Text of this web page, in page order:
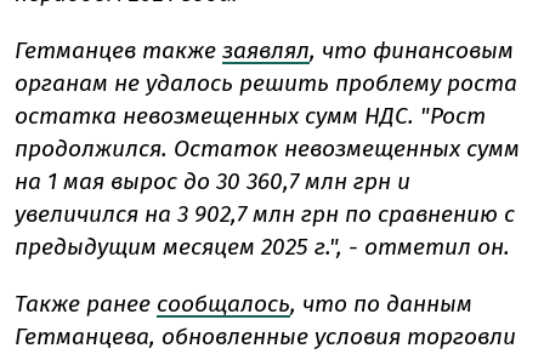
Гетманцев также заявлял, что финансовым
органам не удалось решить проблему роста
остатка невозмещенных сумм НДС. "Рост
продолжился. Остаток невозмещенных сумм
на 1 мая вырос до 30 360,7 млн грн и
увеличился на 3 902,7 млн грн по сравнению с
предыдущим месяцем 2025 г.", - отметил он.
Также ранее сообщалось, что по данным
Гетманцева, обновленные условия торговли